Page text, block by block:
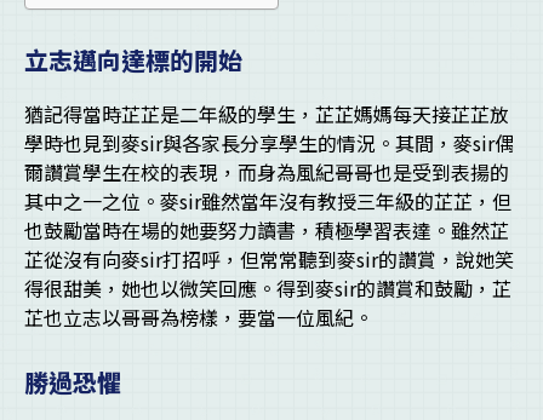
立志邁向達標的開始
猶記得當時芷芷是二年級的學生，芷芷媽媽每天接芷芷放
學時也見到麥sir與各家長分享學生的情況。其間，麥sir偶
爾讚賞學生在校的表現，而身為風紀哥哥也是受到表揚的
其中之一之位。麥sir雖然當年沒有教授三年級的芷芷，但
也鼓勵當時在場的她要努力讀書，積極學習表達。雖然芷
芷從沒有向麥sir打招呼，但常常聽到麥sir的讚賞，說她笑
得很甜美，她也以微笑回應。得到麥sir的讚賞和鼓勵，芷
芷也立志以哥哥為榜樣，要當一位風紀。
勝過恐懼